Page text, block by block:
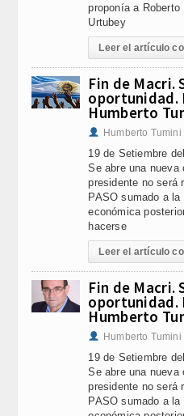
proponía a Roberto
Urtubey
Leer el artículo
Fin de Macri.
oportunidad.
Humberto
Humberto Tumini
19 de Setiembre
Se abre una nueva
presidente no será
PASO sumado a
económica
hacerse
Leer el artículo
Fin de Macri.
oportunidad.
Humberto
Humberto Tumini
19 de Setiembre
Se abre una nueva
presidente no será
PASO sumado a